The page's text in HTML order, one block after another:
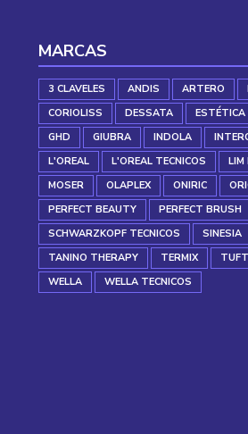
MARCAS
3 CLAVELES ANDIS ARTERO
CORIOLISS
DESSATA ESTÉTICA
GHD
GIUBRA INDOLA
L'OREAL
L'OREAL TECNICOS LIM
MOSER
OLAPLEX ONIRIC
PERFECT BEAUTY
PERFECT BRUSH
SCHWARZKOPF TECNICOS
SINESIA
TANINO THERAPY
TERMIX TUFT
WELLA
WELLA TECNICOS